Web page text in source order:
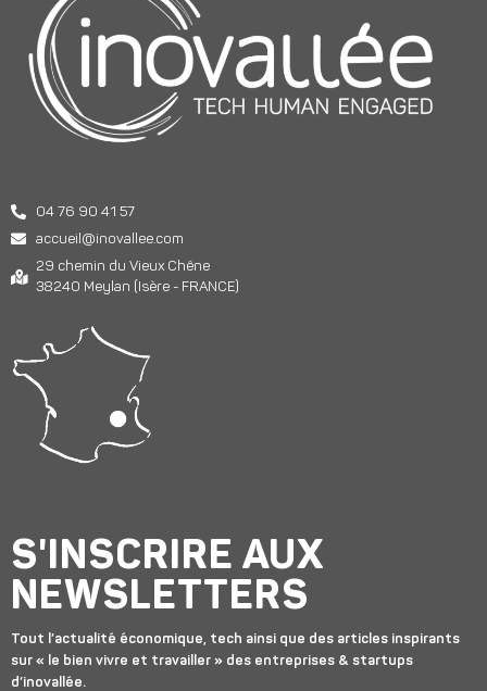
04 76 90 41 57
accueil@inovallee.com
29 chemin du Vieux Chêne
38240 Meylan (Isère - FRANCE)
S'INSCRIRE AUX
NEWSLETTERS
Tout l’actualité économique, tech ainsi que des articles inspirants
sur « le bien vivre et travailler » des entreprises & startups
d’inovallée.